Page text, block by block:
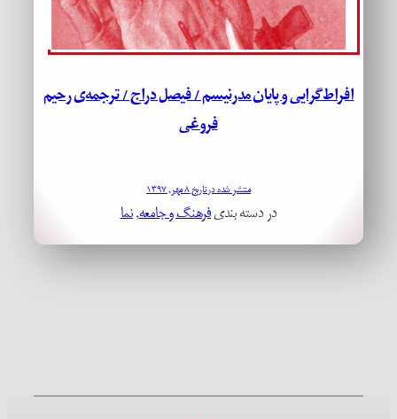
افراط‌گرایی و پایان مدرنیسم / فیصل دراج / ترجمه‌ی رحیم
فروغی
منتشر شده در تاریخ ۸ مهر, ۱۳۹۷
در دسته بندیفرهنگ و جامعه, نما